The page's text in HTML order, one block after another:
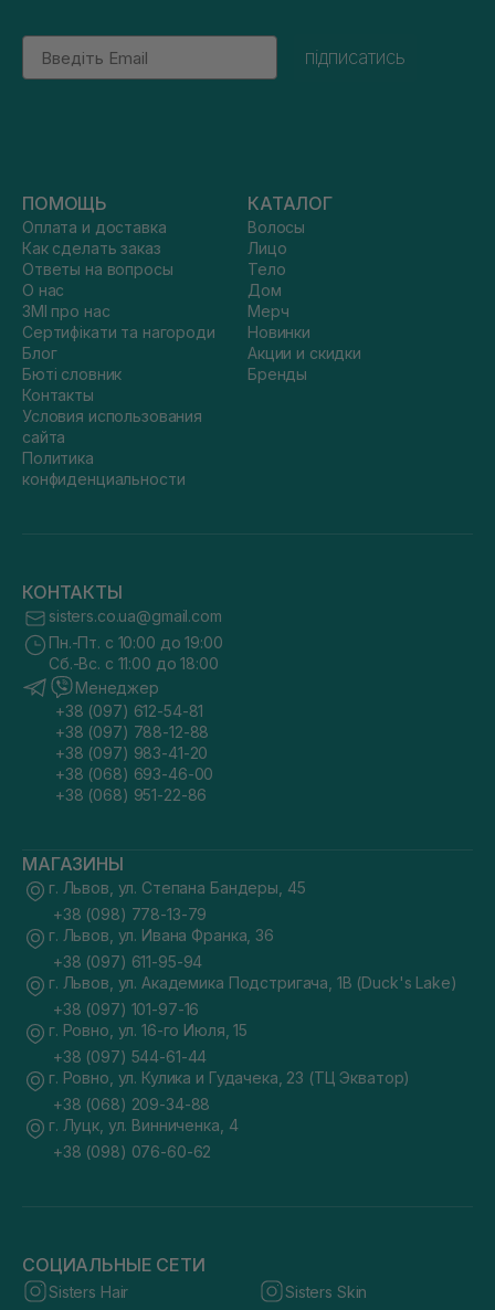
Email
підписатись
ПОМОЩЬ
Оплата и доставка
Как сделать заказ
Ответы на вопросы
О нас
ЗМІ про нас
Сертифікати та нагороди
Блог
Бюті словник
Контакты
Условия использования
сайта
Политика
конфиденциальности
КАТАЛОГ
Волосы
Лицо
Тело
Дом
Мерч
Новинки
Акции и скидки
Бренды
КОНТАКТЫ
sisters.co.ua@gmail.com
Пн.-Пт. с 10:00 до 19:00
Сб.-Вс. с 11:00 до 18:00
Менеджер
+38 (097) 612-54-81
+38 (097) 788-12-88
+38 (097) 983-41-20
+38 (068) 693-46-00
+38 (068) 951-22-86
МАГАЗИНЫ
г. Львов, ул. Степана Бандеры, 45
+38 (098) 778-13-79
г. Львов, ул. Ивана Франка, 36
+38 (097) 611-95-94
г. Львов, ул. Академика Подстригача, 1В (Duck's Lake)
+38 (097) 101-97-16
г. Ровно, ул. 16-го Июля, 15
+38 (097) 544-61-44
г. Ровно, ул. Кулика и Гудачека, 23 (ТЦ Экватор)
+38 (068) 209-34-88
г. Луцк, ул. Винниченка, 4
+38 (098) 076-60-62
СОЦИАЛЬНЫЕ СЕТИ
Sisters Hair Sisters Skin